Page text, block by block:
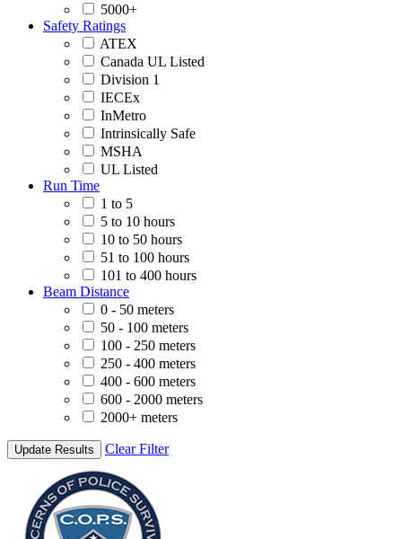
5000+
Safety Ratings
ATEX
Canada UL Listed
Division 1
IECEx
InMetro
Intrinsically Safe
MSHA
UL Listed
Run Time
1 to 5
5 to 10 hours
10 to 50 hours
51 to 100 hours
101 to 400 hours
Beam Distance
0 - 50 meters
50 - 100 meters
100 - 250 meters
250 - 400 meters
400 - 600 meters
600 - 2000 meters
2000+ meters
Update Results Clear Filter